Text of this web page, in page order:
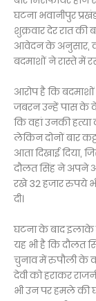
घटना भवानीपुर
शुक्रवार देर रात की
आवेदन के अनुसार,
बदमाशों ने रास्ते में
आरोप है कि
जबरन उन्हें पास के
कि वहां उनकी हत्या
लेकिन दोनों बार
आता दिखाई दिया,
दौलत सिंह ने अपने
रखे 32 हजार रुपये
दी।
घटना के बाद इलाके
यह भी है कि दौलत
चुनाव में रुपौली के
देवी को हराकर
भी उन पर हमले की